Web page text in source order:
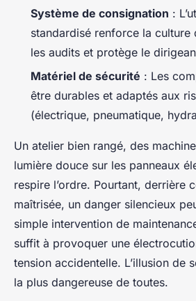
Système de consignation :
standardisé renforce la
les audits et protège le
Matériel de sécurité : Les
être durables et adaptés aux
(électrique, pneumatique,
Un atelier bien rangé, des
lumière douce sur les panneaux
respire l’ordre. Pourtant, derrière
maîtrisée, un danger silencieux
simple intervention de
suffit à provoquer une
tension accidentelle. L’illusion de
la plus dangereuse de toutes.